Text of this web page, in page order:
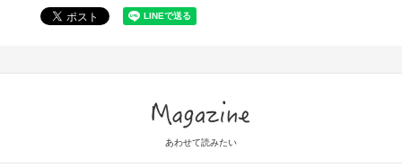
あわせて読みたい